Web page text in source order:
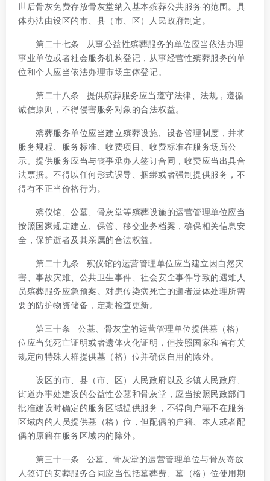
世后骨灰免费存放骨灰堂纳入基本殡葬公共服务的范围。具
体办法由设区的市、县（市、区）人民政府制定。
第二十七条 从事公益性殡葬服务的单位应当依法办理
事业单位或者社会服务机构登记，从事经营性殡葬服务的单
位和个人应当依法办理市场主体登记。
第二十八条 提供殡葬服务应当遵守法律、法规，遵循
诚信原则，不得侵害服务对象的合法权益。
殡葬服务单位应当建立殡葬设施、设备管理制度，并将
服务规程、服务标准、收费项目、收费标准在服务场所公
示。提供服务应当与丧事承办人签订合同，收费应当出具合
法票据。不得以任何形式误导、捆绑或者强制提供服务，不
得有不正当价格行为。
殡仪馆、公墓、骨灰堂等殡葬设施的运营管理单位应当
按照国家规定建立、保管、移交业务档案，确保相关信息安
全，保护逝者及其亲属的合法权益。
第二十九条 殡仪馆的运营管理单位应当建立因自然灾
害、事故灾难、公共卫生事件、社会安全事件导致的遇难人
员殡葬服务应急预案。对患传染病死亡的逝者遗体处理所需
要的防护物资储备，定期检查更新。
第三十条 公墓、骨灰堂的运营管理单位提供墓（格）
位应当凭死亡证明或者遗体火化证明，但按照国家和省有关
规定向特殊人群提供墓（格）位并确保自用的除外。
设区的市、县（市、区）人民政府以及乡镇人民政府、
街道办事处建设的公益性公墓和骨灰堂，应当按照民政部门
批准建设时确定的服务区域提供服务，不得向户籍不在服务
区域内的人员提供墓（格）位，但配偶的户籍、本人或者配
偶的原籍在服务区域内的除外。
第三十一条 公墓、骨灰堂的运营管理单位与骨灰寄放
人签订的安葬服务合同应当包括墓葬费、墓（格）位使用期